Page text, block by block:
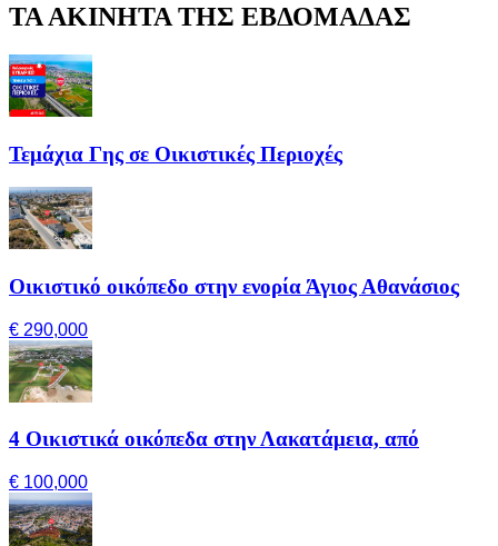
ΤΑ ΑΚΙΝΗΤΑ ΤΗΣ ΕΒΔΟΜΑΔΑΣ
Τεμάχια Γης σε Οικιστικές Περιοχές
Οικιστικό οικόπεδο στην ενορία Άγιος Αθανάσιος
€ 290,000
4 Οικιστικά οικόπεδα στην Λακατάμεια, από
€ 100,000